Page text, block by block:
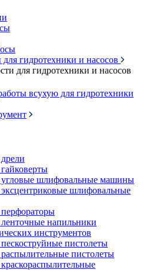
гидротехники и насосов
для гидротехники и насосов
всухую для гидротехники
угловые шлифовальные машины
шлифовальные
напильники
инструментов
пистолеты
пистолеты